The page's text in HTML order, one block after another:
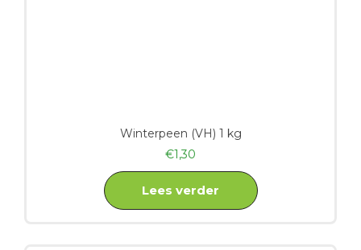
Winterpeen (VH) 1 kg
€1,30
Lees verder